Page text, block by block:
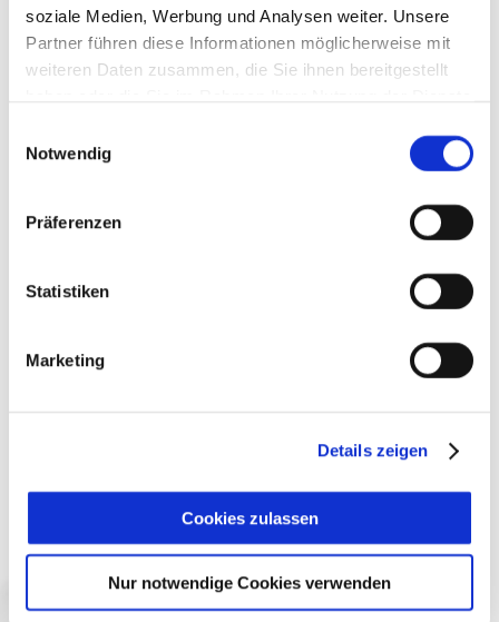
soziale Medien, Werbung und Analysen weiter. Unsere
Partner führen diese Informationen möglicherweise mit
weiteren Daten zusammen, die Sie ihnen bereitgestellt
Cookies, wenn Sie unsere Webseite weiterhin nutzen.
Notwendig
Präferenzen
Statistiken
Marketing
Details zeigen
Cookies zulassen
Nur notwendige Cookies verwenden
AKTUELLE
AUF DEM LAUFENDEN
Jetzt anmelden